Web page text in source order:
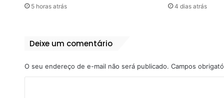
5 horas atrás 4 dias atrás
Deixe um comentário
O seu endereço de e-mail não será publicado. Campos